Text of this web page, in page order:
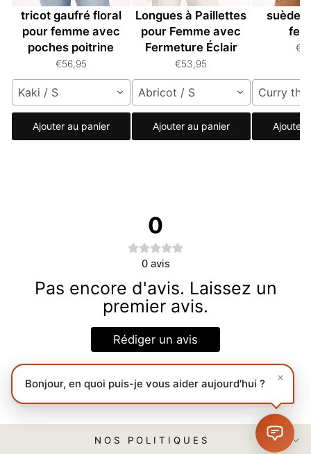
tricot gaufré floral
pour femme avec
poches poitrine
€56,95
Kaki / S
Ajouter au panier
Longues à Paillettes
pour Femme avec
Fermeture Éclair
€53,95
Abricot / S
Ajouter au panier
suède
Curry
Ajouter
0
0 avis
Pas encore d'avis. Laissez un
premier avis.
Rédiger un avis
NOS POLITIQUES
Bonjour, en quoi puis-je vous aider aujourd'hui ?